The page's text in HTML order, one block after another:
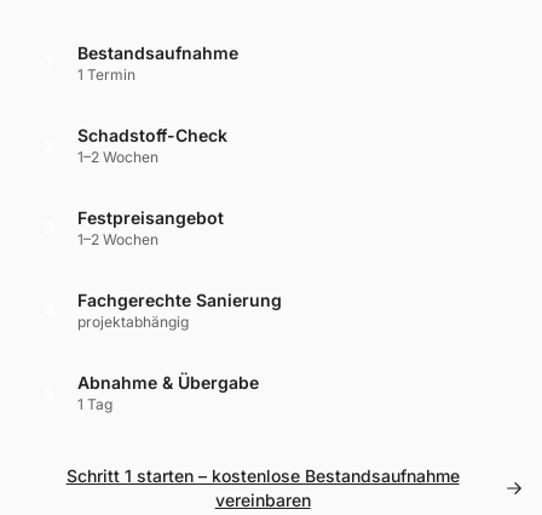
Bestandsaufnahme
1 Termin
Schadstoff-Check
1–2 Wochen
Festpreisangebot
1–2 Wochen
Fachgerechte Sanierung
projektabhängig
Abnahme & Übergabe
1 Tag
Schritt 1 starten – kostenlose Bestandsaufnahme
vereinbaren